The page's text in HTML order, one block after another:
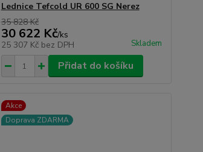
Lednice Tefcold UR 600 SG Nerez
35 828 Kč
30 622 Kč/ks
25 307 Kč bez DPH Skladem
Přidat do košíku
Akce
Doprava ZDARMA